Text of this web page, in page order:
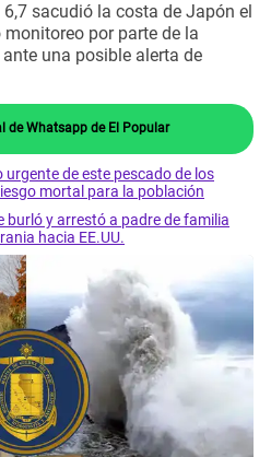
sacudió la costa de Japón el
por parte de la
una posible alerta de
de Whatsapp de El Popular
de este pescado de los
mortal para la población
burló y arrestó a padre de familia
hacia EE.UU.